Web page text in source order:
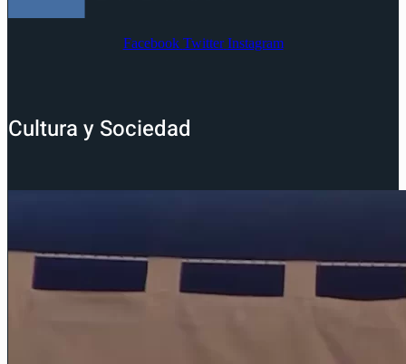
Facebook Twitter Instagram
Cultura y Sociedad